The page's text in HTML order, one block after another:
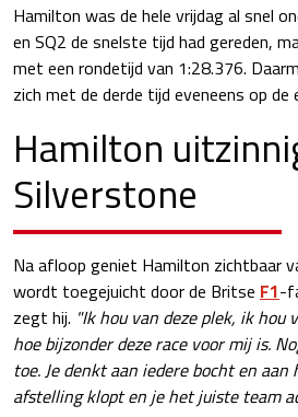
Hamilton was de hele vrijdag al snel
en SQ2 de snelste tijd had gereden,
met een rondetijd van 1:28.376.
zich met de derde tijd eveneens op
Hamilton
Silverstone
Na afloop geniet Hamilton zichtbaar
wordt toegejuicht door de Britse F1-
zegt hij. "Ik hou van deze plek, ik
hoe bijzonder deze race voor mij is.
toe. Je denkt aan iedere bocht en
afstelling klopt en je het juiste team